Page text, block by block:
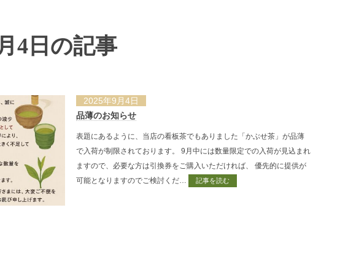
4日の記事
2025年9月4日
品薄のお知らせ
表題にあるように、当店の看板茶でもありました「かぶせ茶」が品薄
で入荷が制限されております。 9月中には数量限定での入荷が見込まれ
ますので、必要な方は引換券をご購入いただければ、 優先的に提供が
可能となりますのでご検討くだ…
記事を読む